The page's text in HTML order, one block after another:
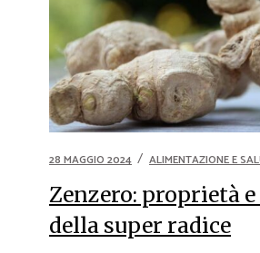
28 MAGGIO 2024 ALIMENTAZIONE E
Zenzero: proprietà
della super radice